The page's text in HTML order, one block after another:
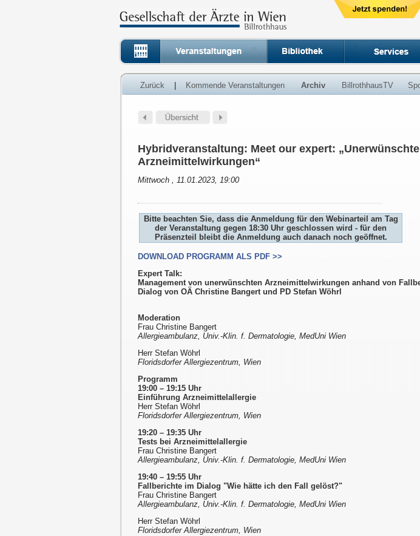
Zurück Kommende Veranstaltungen Archiv BillrothhausTV
Hybridveranstaltung: Meet our expert: „Unerwünschte
Arzneimittelwirkungen“
Mittwoch , 11.01.2023, 19:00
Bitte beachten Sie, dass die Anmeldung für den Webinarteil am Tag
der Veranstaltung gegen 18:30 Uhr geschlossen wird - für den
Präsenzteil bleibt die Anmeldung auch danach noch geöffnet.
DOWNLOAD PROGRAMM ALS PDF >>
Expert Talk:
Management von unerwünschten Arzneimittelwirkungen anhand von
Dialog von OÄ Christine Bangert und PD Stefan Wöhrl
Moderation
Frau Christine Bangert
Allergieambulanz, Univ.-Klin. f. Dermatologie, MedUni Wien
Herr Stefan Wöhrl
Floridsdorfer Allergiezentrum, Wien
Programm
19:00 – 19:15 Uhr
Einführung Arzneimittelallergie
Herr Stefan Wöhrl
Floridsdorfer Allergiezentrum, Wien
19:20 – 19:35 Uhr
Tests bei Arzneimittelallergie
Frau Christine Bangert
Allergieambulanz, Univ.-Klin. f. Dermatologie, MedUni Wien
19:40 – 19:55 Uhr
Fallberichte im Dialog "Wie hätte ich den Fall gelöst?"
Frau Christine Bangert
Allergieambulanz, Univ.-Klin. f. Dermatologie, MedUni Wien
Herr Stefan Wöhrl
Floridsdorfer Allergiezentrum, Wien